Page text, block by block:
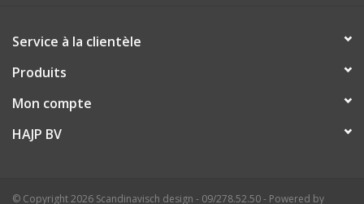
Service à la clientèle
Produits
Mon compte
HAJP BV
© Copyright 2026 Scandinavisch design - 09/278.52.50 - Powered by